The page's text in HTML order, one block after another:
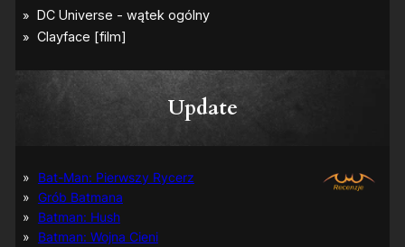
Update
Bat-Man: Pierwszy Rycerz
Grób Batmana
Batman: Hush
Batman: Wojna Cieni